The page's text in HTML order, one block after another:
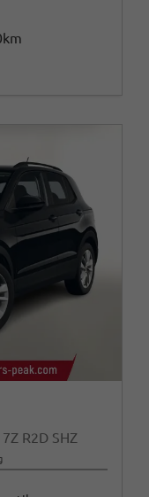
R2D SHZ